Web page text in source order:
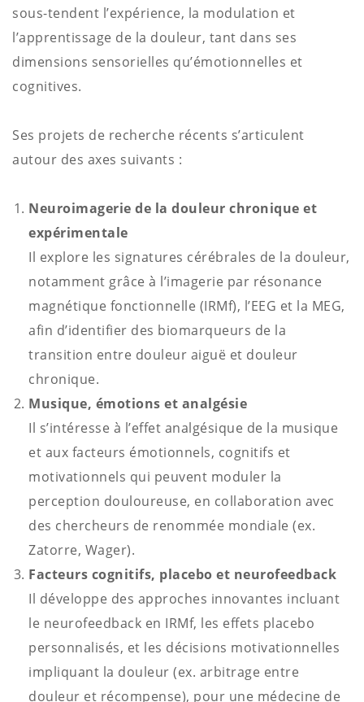
sous-tendent l’expérience, la modulation et
l’apprentissage de la douleur, tant dans ses
dimensions sensorielles qu’émotionnelles et
cognitives.
Ses projets de recherche récents s’articulent
autour des axes suivants :
Neuroimagerie de la douleur chronique et
expérimentale
Il explore les signatures cérébrales de la douleur,
notamment grâce à l’imagerie par résonance
magnétique fonctionnelle (IRMf), l’EEG et la MEG,
afin d’identifier des biomarqueurs de la
transition entre douleur aiguë et douleur
chronique.
Musique, émotions et analgésie
Il s’intéresse à l’effet analgésique de la musique
et aux facteurs émotionnels, cognitifs et
motivationnels qui peuvent moduler la
perception douloureuse, en collaboration avec
des chercheurs de renommée mondiale (ex.
Zatorre, Wager).
Facteurs cognitifs, placebo et neurofeedback
Il développe des approches innovantes incluant
le neurofeedback en IRMf, les effets placebo
personnalisés, et les décisions motivationnelles
impliquant la douleur (ex. arbitrage entre
douleur et récompense), pour une médecine de